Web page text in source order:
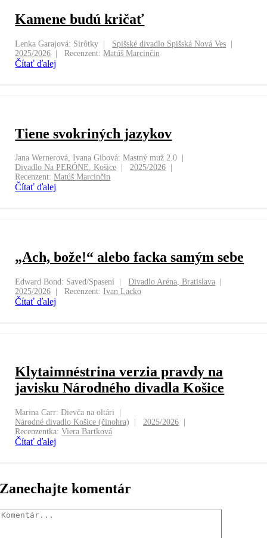
Kamene budú kričať
Lenka Garajová: Sirôtky
Spišské divadlo Spišská Nová Ves
2025/2026
Recenzent:Matúš Marcinčin
Čítať ďalej
Tiene svokriných jazykov
Jana Wernerová, Ivana Gibová: Mastný muž 2.0
Divadlo Na PERÓNE, Košice
2025/2026
Recenzent:Matúš Marcinčin
Čítať ďalej
„Ach, bože!“ alebo facka samým sebe
Edward Bond: Saved/Spasení
Divadlo Aréna, Bratislava
2025/2026
Recenzent:Ivan Lacko
Čítať ďalej
Klytaimnéstrina verzia pravdy na
javisku Národného divadla Košice
Marina Carr: Dievča na oltári
Národné divadlo Košice (činohra)
2025/2026
Recenzentka:Viera Bartková
Čítať ďalej
Zanechajte komentár